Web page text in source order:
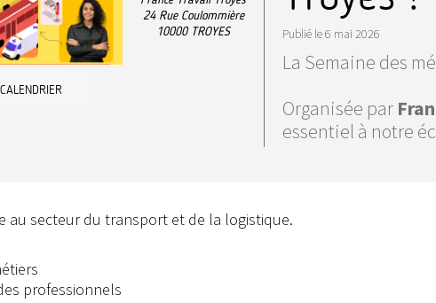
24 Rue Coulommière
10000 TROYES Publié le6 mai 2026
La Semaine des
Organisée par
essentiel à notre
au secteur du transport et de la logistique.
professionnels